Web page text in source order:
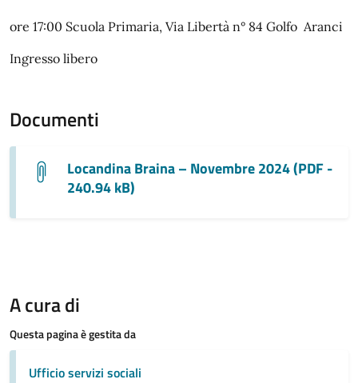
ore 17:00 Scuola Primaria, Via Libertà n° 84 Golfo Aranci
Ingresso libero
Documenti
Locandina Braina – Novembre 2024 (PDF -
240.94 kB)
A cura di
Questa pagina è gestita da
Ufficio servizi sociali